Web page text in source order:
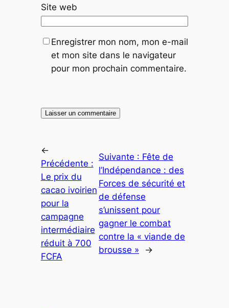
Site web
Enregistrer mon nom, mon e-mail
et mon site dans le navigateur
pour mon prochain commentaire.
←
Précédente :
Le prix du
cacao ivoirien
pour la
campagne
intermédiaire
réduit à 700
FCFA
Suivante : Fête de
l’Indépendance : des
Forces de sécurité et
de défense
s’unissent pour
gagner le combat
contre la « viande de
brousse »
→